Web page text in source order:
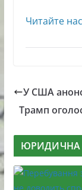
Читайте
У США
Трамп
ЮРИДИЧНА